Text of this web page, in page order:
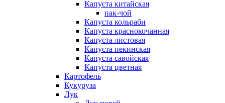
Капуста китайская
пак-чой
Капуста кольраби
Капуста краснокочанная
Капуста листовая
Капуста пекинская
Капуста савойская
Капуста цветная
Картофель
Кукуруза
Лук